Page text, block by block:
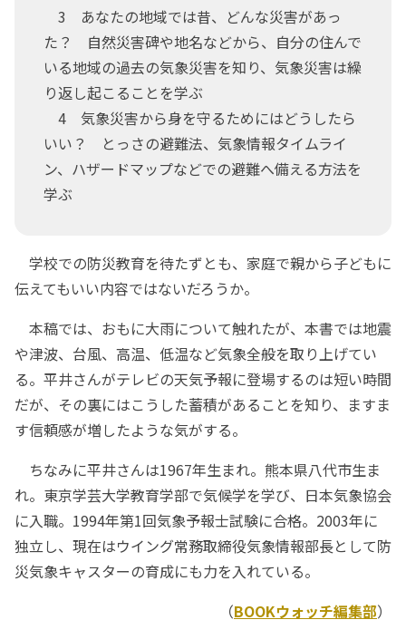
3 あなたの地域では昔、どんな災害があっ
た？ 自然災害碑や地名などから、自分の住んで
いる地域の過去の気象災害を知り、気象災害は繰
り返し起こることを学ぶ
4 気象災害から身を守るためにはどうしたら
いい？ とっさの避難法、気象情報タイムライ
ン、ハザードマップなどでの避難へ備える方法を
学ぶ
学校での防災教育を待たずとも、家庭で親から子どもに
伝えてもいい内容ではないだろうか。
本稿では、おもに大雨について触れたが、本書では地震
や津波、台風、高温、低温など気象全般を取り上げてい
る。平井さんがテレビの天気予報に登場するのは短い時間
だが、その裏にはこうした蓄積があることを知り、ますま
す信頼感が増したような気がする。
ちなみに平井さんは1967年生まれ。熊本県八代市生ま
れ。東京学芸大学教育学部で気候学を学び、日本気象協会
に入職。1994年第1回気象予報士試験に合格。2003年に
独立し、現在はウイング常務取締役気象情報部長として防
災気象キャスターの育成にも力を入れている。
（BOOKウォッチ編集部）